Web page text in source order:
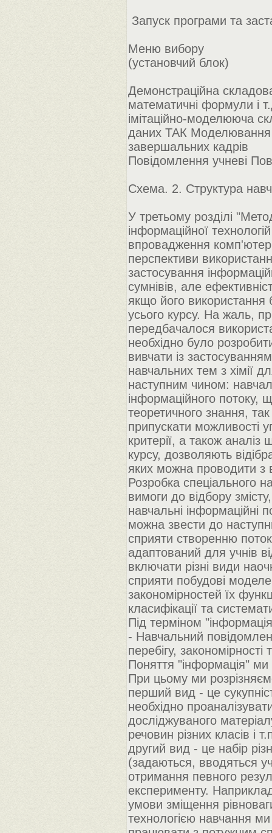
Запуск програми та
Меню вибору
(установчий блок)
Демонстраційна
математичні формули і
імітаційно-моделююча
даних ТАК
завершальних кадрів
Повідомлення учневі
Схема. 2. Структура
У третьому розділі
інформаційної
впровадження
перспективи
застосування
сумнівів, але
якщо його використання
усього курсу. На жаль,
передбачалося
необхідно було
вивчати із
навчальних тем з хімії
наступним чином:
інформаційного потоку,
теоретичного знання,
припускати можливості
критерії, а також аналіз
курсу, дозволяють
яких можна проводити
Розробка спеціального
вимоги до відбору
навчальні інформаційні
можна звести до
сприяти створенню
адаптований для учнів
включати різні види
сприяти побудові
закономірностей їх
класифікації та
Під терміном
- Навчальний
перебігу,
Поняття "інформація" ми
При цьому ми
перший вид - це
необхідно
досліджуваного
речовин різних класів і
другий вид - це набір
(задаються, вводяться
отримання певного
експерименту.
умови зміщення
технологією навчання